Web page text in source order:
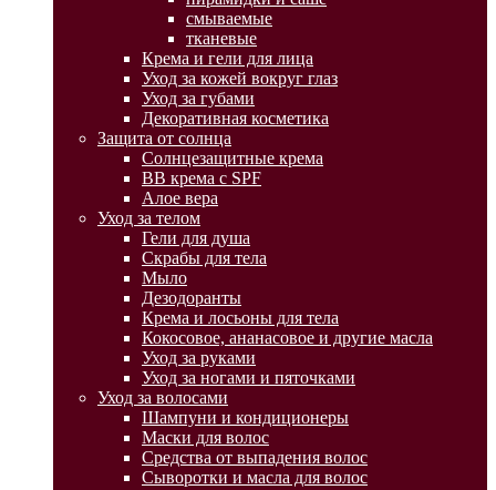
смываемые
тканевые
Крема и гели для лица
Уход за кожей вокруг глаз
Уход за губами
Декоративная косметика
Защита от солнца
Солнцезащитные крема
BB крема с SPF
Алое вера
Уход за телом
Гели для душа
Скрабы для тела
Мыло
Дезодоранты
Крема и лосьоны для тела
Кокосовое, ананасовое и другие масла
Уход за руками
Уход за ногами и пяточками
Уход за волосами
Шампуни и кондиционеры
Маски для волос
Средства от выпадения волос
Сыворотки и масла для волос